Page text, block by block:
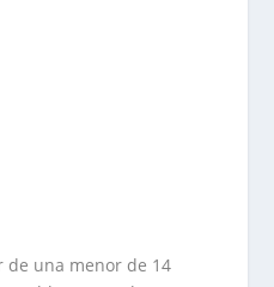
de una menor de 14